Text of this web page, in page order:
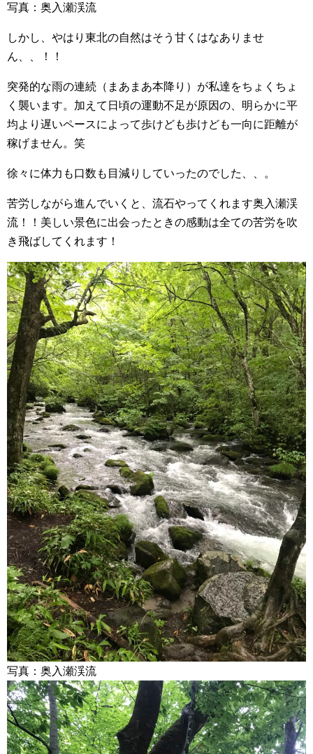
写真：奥入瀬渓流
しかし、やはり東北の自然はそう甘くはなありませ
ん、、！！
突発的な雨の連続（まあまあ本降り）が私達をちょくちょ
く襲います。加えて日頃の運動不足が原因の、明らかに平
均より遅いペースによって歩けども歩けども一向に距離が
稼げません。笑
徐々に体力も口数も目減りしていったのでした、、。
苦労しながら進んでいくと、流石やってくれます奥入瀬渓
流！！美しい景色に出会ったときの感動は全ての苦労を吹
き飛ばしてくれます！
写真：奥入瀬渓流